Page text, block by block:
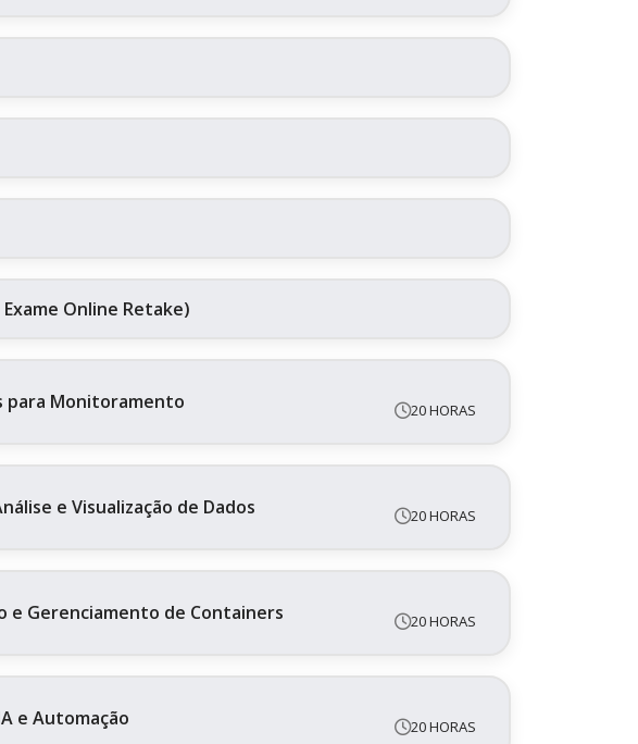
Online Retake)
para Monitoramento 20 HORAS
e Visualização de Dados 20 HORAS
e Gerenciamento de Containers 20 HORAS
e Automação 20 HORAS